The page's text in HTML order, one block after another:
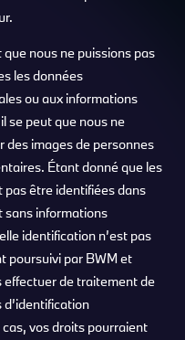
nous ne puissions pas
les données
ou aux informations
se peut que nous ne
des images de personnes
Étant donné que les
être identifiées dans
sans informations
identification n’est pas
poursuivi par BWM et
effectuer de traitement de
vos droits pourraient